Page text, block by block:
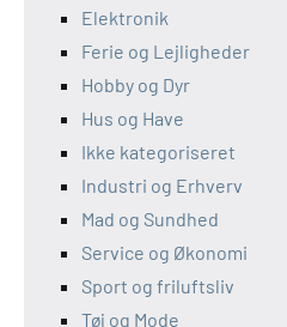
Elektronik
Ferie og Lejligheder
Hobby og Dyr
Hus og Have
Ikke kategoriseret
Industri og Erhverv
Mad og Sundhed
Service og Økonomi
Sport og friluftsliv
Tøj og Mode